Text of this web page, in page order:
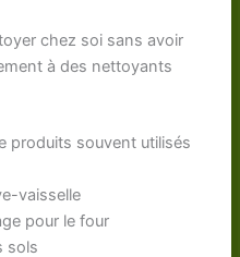
chez soi sans avoir
à des nettoyants
produits souvent utilisés
vaisselle
pour le four
sols